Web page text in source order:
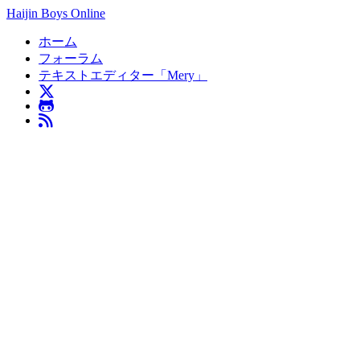
Haijin Boys Online
ホーム
フォーラム
テキストエディター「Mery」